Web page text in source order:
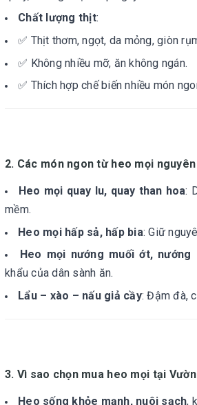
Chất lượng thịt:
✅ Thịt thơm, ngọt, da mỏng, giòn
✅ Không nhiều mỡ, ăn không ngán.
✅ Thích hợp chế biến nhiều món
2. Các món ngon từ heo mọi
Heo mọi quay lu, quay than hoa:
mềm.
Heo mọi hấp sả, hấp bia: Giữ
Heo mọi nướng muối ớt, nướng
khẩu của dân sành ăn.
Lẩu – xào – nấu giả cầy: Đậm đà,
3. Vì sao chọn mua heo mọi tại
Heo sống khỏe mạnh, nuôi sạch,